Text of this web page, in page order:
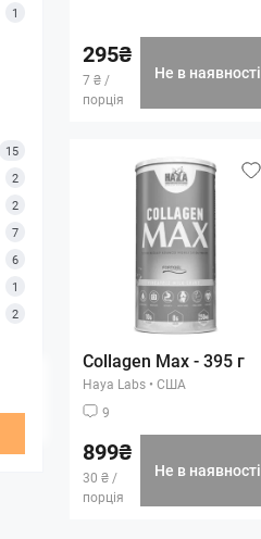
1
15
2
2
7
6
1
2
295₴
7 ₴ /
порція
Не в наявності
Collagen Max - 395 г
Haya Labs • США
9
899₴
30 ₴ /
порція
Не в наявності